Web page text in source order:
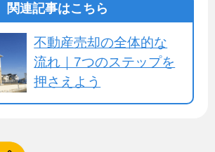
関連記事はこちら
不動産売却の全体的な
流れ｜7つのステップを
押さえよう